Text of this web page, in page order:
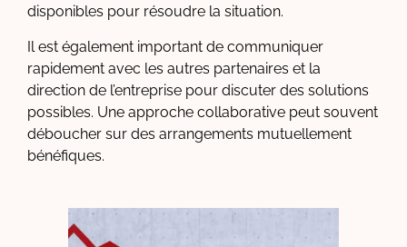
disponibles pour résoudre la situation.
Il est également important de communiquer
rapidement avec les autres partenaires et la
direction de l’entreprise pour discuter des solutions
possibles. Une approche collaborative peut souvent
déboucher sur des arrangements mutuellement
bénéfiques.